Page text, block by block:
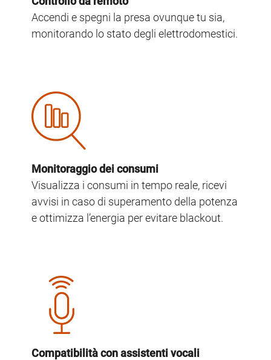
Accendi e spegni la presa ovunque tu sia,
monitorando lo stato degli elettrodomestici.
Image
Monitoraggio dei consumi
Visualizza i consumi in tempo reale, ricevi
avvisi in caso di superamento della potenza
e ottimizza l’energia per evitare blackout.
Image
Compatibilità con assistenti vocali